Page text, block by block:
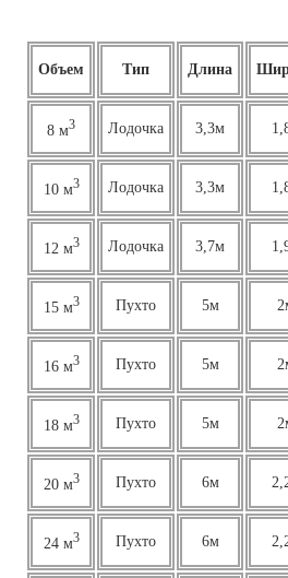
Объем Тип Длина
8 м3 Лодочка 3,3м
10 м3 Лодочка 3,3м
12 м3 Лодочка 3,7м
15 м3 Пухто 5м
16 м3 Пухто 5м
18 м3 Пухто 5м
20 м3 Пухто 6м
24 м3 Пухто 6м